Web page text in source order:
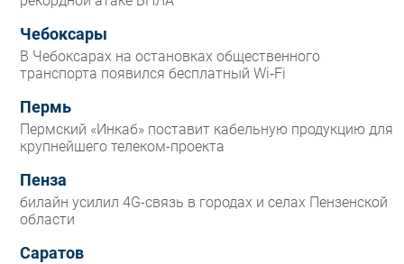
Чебоксары
В Чебоксарах на остановках общественного
транспорта появился бесплатный Wi‑Fi
Пермь
Пермский «Инкаб» поставит кабельную продукцию для
крупнейшего телеком-проекта
Пенза
билайн усилил 4G-связь в городах и селах Пензенской
области
Саратов